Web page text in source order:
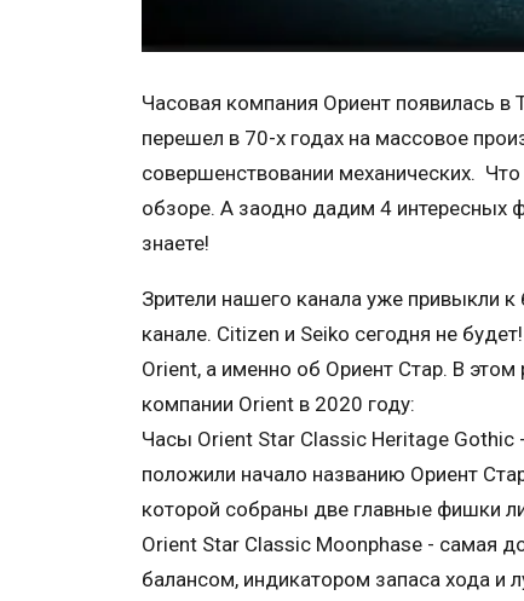
Часовая компания Ориент появилась в
перешел в 70-х годах на массовое
совершенствовании механических.
обзоре. А заодно дадим 4 интересных
знаете!
Зрители нашего канала уже привыкли
канале. Citizen и Seiko сегодня не
Orient, а именно об Ориент Стар. В
компании Orient в 2020 году:
Часы Orient Star Classic Heritage Gothic
положили начало названию Ориент
которой собраны две главные фишки
Orient Star Classic Moonphase - самая
балансом, индикатором запаса хода и